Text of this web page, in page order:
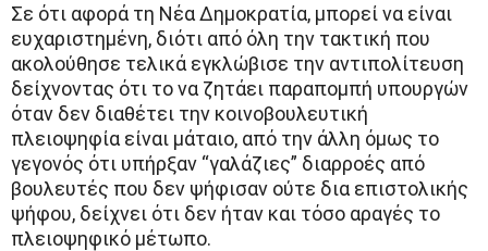
Σε ότι αφορά τη Νέα Δημοκρατία, μπορεί να είναι
ευχαριστημένη, διότι από όλη την τακτική που
ακολούθησε τελικά εγκλώβισε την αντιπολίτευση
δείχνοντας ότι το να ζητάει παραπομπή υπουργών
όταν δεν διαθέτει την κοινοβουλευτική
πλειοψηφία είναι μάταιο, από την άλλη όμως το
γεγονός ότι υπήρξαν “γαλάζιες” διαρροές από
βουλευτές που δεν ψήφισαν ούτε δια επιστολικής
ψήφου, δείχνει ότι δεν ήταν και τόσο αραγές το
πλειοψηφικό μέτωπο.